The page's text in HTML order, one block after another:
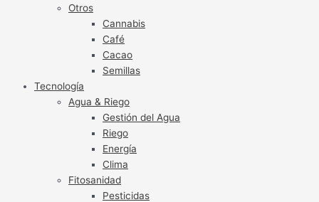
Otros
Cannabis
Café
Cacao
Semillas
Tecnología
Agua & Riego
Gestión del Agua
Riego
Energía
Clima
Fitosanidad
Pesticidas